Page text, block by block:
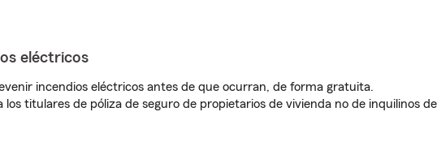
eléctricos
incendios eléctricos antes de que ocurran, de forma gratuita.
los titulares de póliza de seguro de propietarios de vivienda no de inquilinos